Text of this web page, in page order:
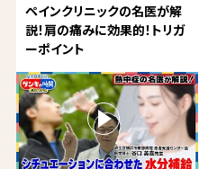
ペインクリニックの名医が解
説！肩の痛みに効果的！トリガ
ーポイント